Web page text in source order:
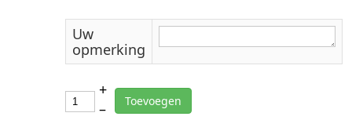
Uw
opmerking
+
–
Toevoegen